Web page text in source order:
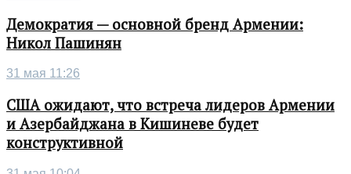
Демократия — основной бренд Армении:
Никол Пашинян
31 мая 11:26
США ожидают, что встреча лидеров Армении
и Азербайджана в Кишиневе будет
конструктивной